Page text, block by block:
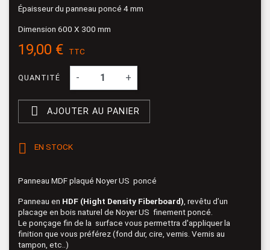
Épaisseur du panneau poncé 4 mm
Dimension 600 X 300 mm
19,00 € TTC
QUANTITÉ - +
 AJOUTER AU PANIER
 EN STOCK
Panneau MDF plaqué Noyer US poncé
Panneau en HDF (Hight Density Fiberboard) , revêtu d’un
placage en bois naturel de Noyer US finement poncé.
Le ponçage fin de la surface vous permettra d'appliquer la
finition que vous préférez (fond dur, cire, vernis. Vernis au
tampon, etc..)